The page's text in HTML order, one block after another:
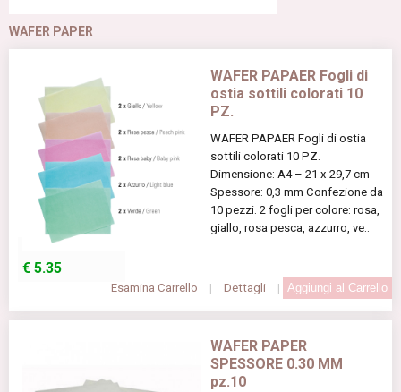
WAFER PAPER
WAFER PAPAER Fogli di
ostia sottili colorati 10
PZ.
WAFER PAPAER Fogli di ostia
sottili colorati 10 PZ.
Dimensione: A4 – 21 x 29,7 cm
Spessore: 0,3 mm Confezione da
10 pezzi. 2 fogli per colore: rosa,
giallo, rosa pesca, azzurro, ve..
€ 5.35
Esamina Carrello | Dettagli |
WAFER PAPER
SPESSORE 0.30 MM
pz.10